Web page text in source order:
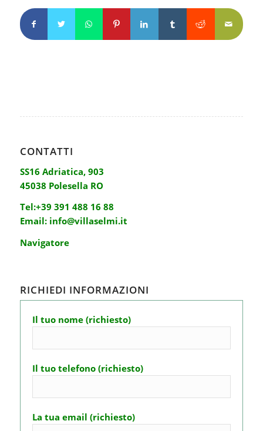
CONTATTI
SS16 Adriatica, 903
45038 Polesella RO
Tel:+39 391 488 16 88
Email: info@villaselmi.it
Navigatore
RICHIEDI INFORMAZIONI
Il tuo nome (richiesto)
Il tuo telefono (richiesto)
La tua email (richiesto)